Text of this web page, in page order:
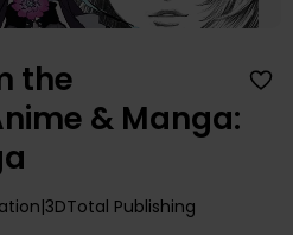
the
& Manga:
3DTotal Publishing